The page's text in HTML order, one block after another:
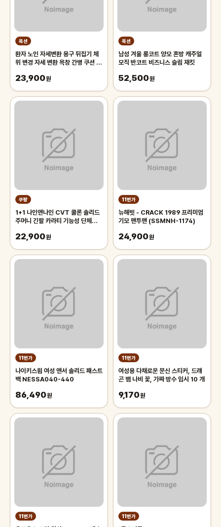
옥션
환자 노인 자세변환 용구 뒤집기 체
위 변경 자세 변환 욕창 간병 쿠션 전
23,900원
옥션
남성 겨울 롱코트 양모 혼방 캐주얼
모직 반코트 비즈니스 슬림 재킷
52,500원
쿠팡
1+1 나인앤나인 CVT 쿨론 솔리드
주머니 긴팔 카라티 기능성 단체복
22,900원
11번가
뉴해빗 - CRACK 1989 프리미엄
기모 맨투맨 (SSMNH-1174)
24,900원
11번가
나이키스윔 여성 앤서 솔리드 패스트
백 NESSA040-440
86,490원
11번가
여성용 다채로운 문신 스티커, 드래
곤 뱀 나비 꽃, 가짜 방수 임시 10 개
9,170원
11번가 11번가